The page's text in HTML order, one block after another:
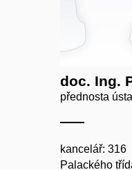
doc. Ing.
přednosta
kancelář: 316
Palackého